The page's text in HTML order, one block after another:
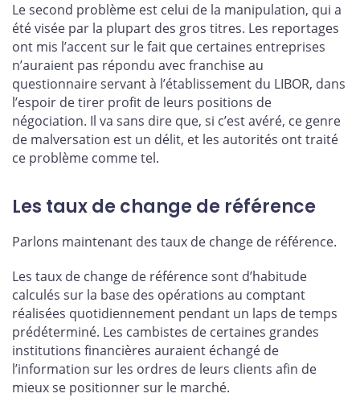
Le second problème est celui de la manipulation, qui a
été visée par la plupart des gros titres. Les reportages
ont mis l’accent sur le fait que certaines entreprises
n’auraient pas répondu avec franchise au
questionnaire servant à l’établissement du LIBOR, dans
l’espoir de tirer profit de leurs positions de
négociation. Il va sans dire que, si c’est avéré, ce genre
de malversation est un délit, et les autorités ont traité
ce problème comme tel.
Les taux de change de référence
Parlons maintenant des taux de change de référence.
Les taux de change de référence sont d’habitude
calculés sur la base des opérations au comptant
réalisées quotidiennement pendant un laps de temps
prédéterminé. Les cambistes de certaines grandes
institutions financières auraient échangé de
l’information sur les ordres de leurs clients afin de
mieux se positionner sur le marché.